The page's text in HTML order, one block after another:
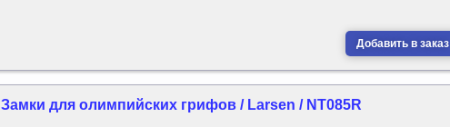
Добавить в заказ
Замки для олимпийских грифов / Larsen / NT085R